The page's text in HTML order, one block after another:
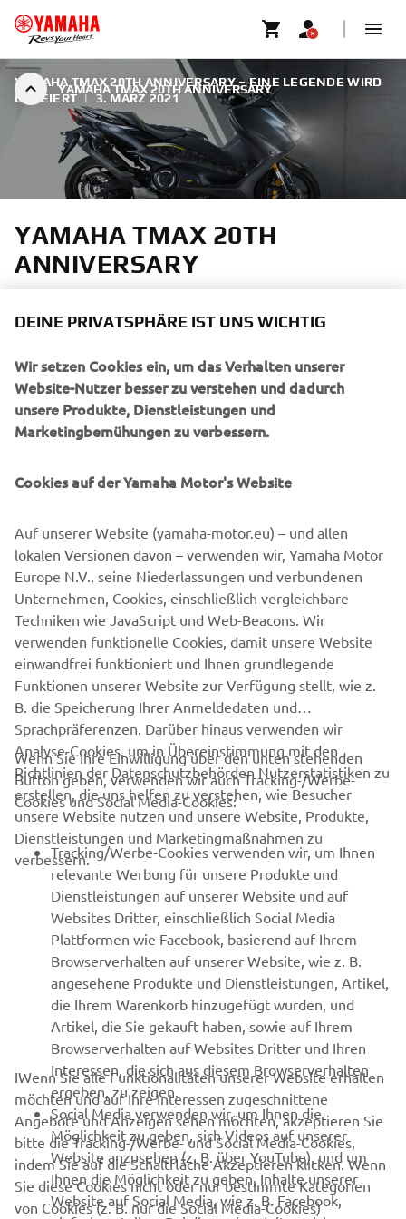
YAMAHA TMAX 20TH ANNIVERSARY
YAMAHA TMAX 20TH ANNIVERSARY – EINE LEGENDE WIRD
GEFEIERT | 3. MÄRZ 2021
YAMAHA TMAX 20TH
ANNIVERSARY
den letzten zwei Jahrzehnten stellt Yamaha den neuen
einzigartigen neuen Farbe feiert der TMAX
haben so die Möglichkeit, diese ultimative Ausführung ihr
Eigen zu nennen.
MEHR ERFAHREN
UNTERNEHMEN
B2B
MEHR YAMAHA
SUPPORT
NEWSLETTER
Erfahre als Erster von den neuesten Angeboten,
Sonderveranstaltungen, Neuerscheinungen und vielem mehr.
ABONNIEREN
Lesen Sie unsere Datenschutzrichtlinie, um zu erfahren, wie wir
DEINE PRIVATSPHÄRE IST UNS WICHTIG
Wir setzen Cookies ein, um das Verhalten unserer
Website-Nutzer besser zu verstehen und dadurch
unsere Produkte, Dienstleistungen und
Marketingbemühungen zu verbessern.
Cookies auf der Yamaha Motor's Website
Auf unserer Website (yamaha-motor.eu) – und allen
lokalen Versionen davon – verwenden wir, Yamaha Motor
Europe N.V., seine Niederlassungen und verbundenen
Unternehmen, Cookies, einschließlich vergleichbare
Techniken wie JavaScript und Web-Beacons. Wir
verwenden funktionelle Cookies, damit unsere Website
einwandfrei funktioniert und Ihnen grundlegende
Funktionen unserer Website zur Verfügung stellt, wie z.
B. die Speicherung Ihrer Anmeldedaten und
Sprachpräferenzen. Darüber hinaus verwenden wir
Analyse-Cookies, um in Übereinstimmung mit den
Richtlinien der Datenschutzbehörden Nutzerstatistiken zu
erstellen, die uns helfen zu verstehen, wie Besucher
unsere Website nutzen und unsere Website, Produkte,
Dienstleistungen und Marketingmaßnahmen zu
verbessern.
Wenn Sie Ihre Einwilligung über den unten stehenden
Button geben, verwenden wir auch Tracking-/Werbe-
Cookies und Social Media-Cookies:
Tracking/Werbe-Cookies verwenden wir, um Ihnen
relevante Werbung für unsere Produkte und
Dienstleistungen auf unserer Website und auf
Websites Dritter, einschließlich Social Media
Plattformen wie Facebook, basierend auf Ihrem
Browserverhalten auf unserer Website, wie z. B.
angesehene Produkte und Dienstleistungen, Artikel,
die Ihrem Warenkorb hinzugefügt wurden, und
Artikel, die Sie gekauft haben, sowie auf Ihrem
Browserverhalten auf Websites Dritter und Ihren
Interessen, die sich aus diesem Browserverhalten
ergeben, zu zeigen.
Social Media verwenden wir, um Ihnen die
Möglichkeit zu geben, sich Videos auf unserer
Website anzusehen (z. B. über YouTube), und um
Ihnen die Möglichkeit zu geben, Inhalte unserer
Website auf Social Media, wie z. B. Facebook,
IWenn Sie alle Funktionalitäten unserer Website erhalten
möchten und auf Ihre Interessen zugeschnittene
Angebote und Anzeigen sehen möchten, akzeptieren Sie
bitte die Tracking-/Werbe- und Social Media-Cookies,
indem Sie auf die Schaltfläche Akzeptieren klicken. Wenn
Sie diese Cookies nicht oder nur bestimmte Kategorien
von Cookies (z. B. nur die Social Media-Cookies)